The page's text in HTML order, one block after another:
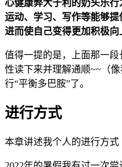
心健康弊大于利的奶头乐
运动、学习、写作等能够提
进而使自己变得更加积极向
值得一提的是，上面那一
性读下来并理解通顺~~（
行“平衡多巴胺”了。
进行方式
本章讲述我个人的进行方式